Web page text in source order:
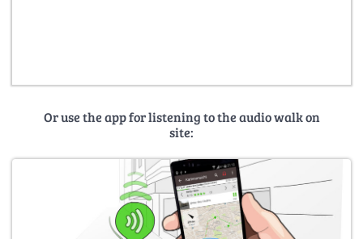
Or use the app for listening to the audio walk on
site: